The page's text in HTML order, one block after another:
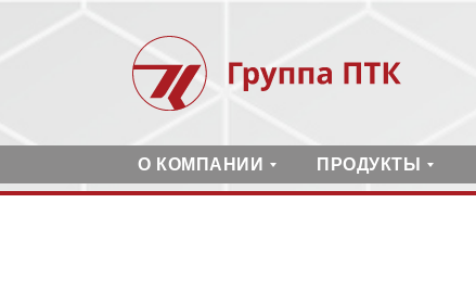
ПРОДУКТЫ
О КОМПАНИИ